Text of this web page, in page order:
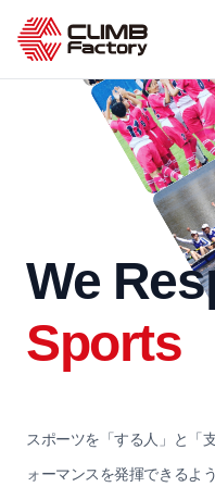
We
Sports
スポーツを​「する​人」と​「
ォーマンスを​発揮できるよ